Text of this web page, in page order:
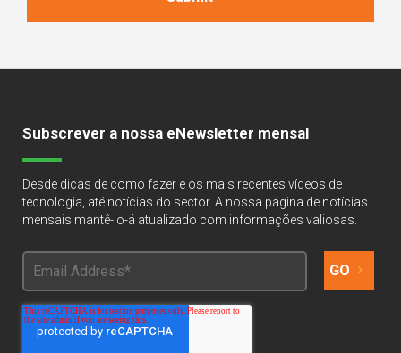
Subscrever a nossa eNewsletter mensal
Desde dicas de como fazer e os mais recentes vídeos de
tecnologia, até notícias do sector. A nossa página de notícias
mensais mantê-lo-á atualizado com informações valiosas.